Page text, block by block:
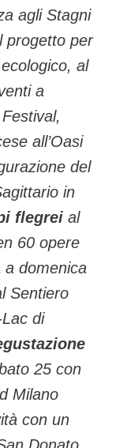
agli Stagni
progetto per
al
a
all’Oasi
del
in
flegrei al
60 opere
a domenica
Sentiero
di
25 con
Milano
con un